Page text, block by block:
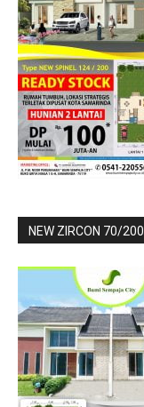
NEW ZIRCON 70/200